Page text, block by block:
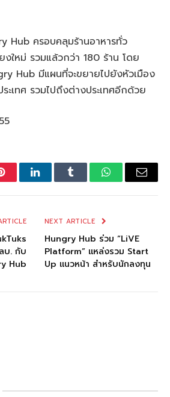
Hub ครอบคลุมร้านอาหารทั่ว
งใหม่ รวมแล้วกว่า 180 ร้าน โดย
Hub มีแผนที่จะขยายไปยังหัวเมือง
เทศ รวมไปถึงต่างประเทศอีกด้วย
LinkedInTumblr WhatsAppEmail
บ. กับ
Hub
NEXT ARTICLE
Hungry Hub ร่วม “LiVE
Platform” แหล่งรวม Start
Up แนวหน้า สำหรับนักลงทุน